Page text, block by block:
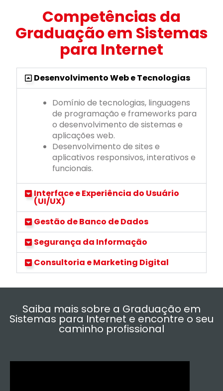
Competências da
Graduação em Sistemas
para Internet
Desenvolvimento Web e Tecnologias
Domínio de tecnologias, linguagens
de programação e frameworks para
o desenvolvimento de sistemas e
aplicações web.
Desenvolvimento de sites e
aplicativos responsivos, interativos e
funcionais.
Interface e Experiência do Usuário
(UI/UX)
Gestão de Banco de Dados
Segurança da Informação
Consultoria e Marketing Digital
Saiba mais sobre a Graduação em
Sistemas para Internet e encontre o seu
caminho profissional